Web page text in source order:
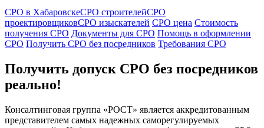
СРО в ХабаровскеСРО строителейСРО
проектировщиковСРО изыскателей СРО цена Стоимость
получения СРО Документы для СРО Помощь в оформлении
СРО Получить СРО без посредников Требования СРО
Получить допуск СРО без посредников
реально!
Консалтинговая группа «РОСТ» является аккредитованным
представителем самых надежных саморегулируемых